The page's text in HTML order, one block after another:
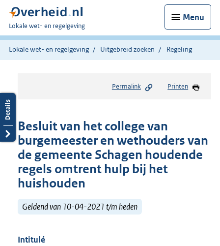
Menu
U
bent
hier:
Lokale wet- en regelgeving
Lokale wet- en regelgeving Uitgebreid zoeken Regeling
Permalink Printen
Besluit van het college van
burgemeester en wethouders van
de gemeente Schagen houdende
regels omtrent hulp bij het
huishouden
Geldend van 10-04-2021 t/m heden
Intitulé